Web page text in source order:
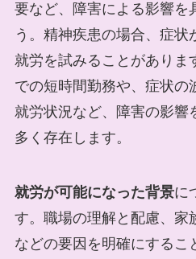
要など、障害による影響を
う。精神疾患の場合、症状
就労を試みることがありま
での短時間勤務や、症状の
就労状況など、障害の影響
多く存在します。
就労が可能になった背景に
す。職場の理解と配慮、家
などの要因を明確にするこ